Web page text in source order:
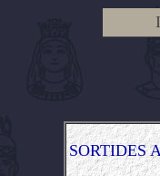
SORTIDES